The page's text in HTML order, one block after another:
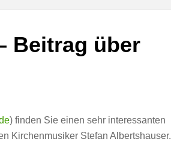
Beitrag über
) finden Sie einen sehr interessanten
Kirchenmusiker Stefan Albertshauser.